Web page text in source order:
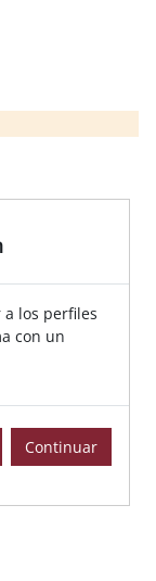
a los perfiles
con un
Continuar